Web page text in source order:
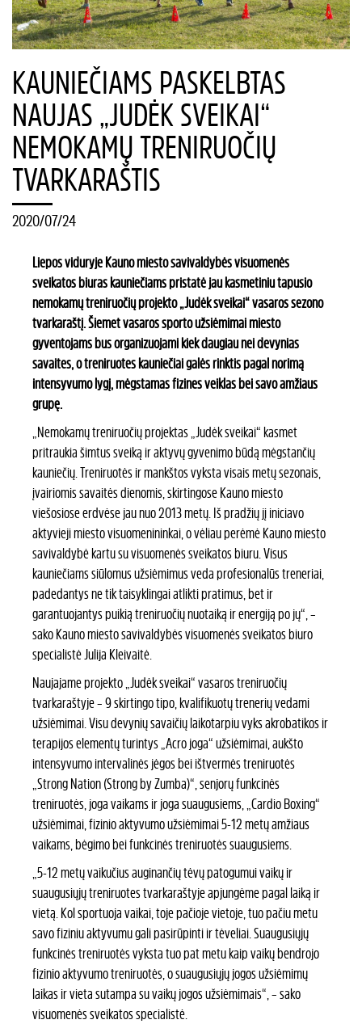
KAUNIEČIAMS PASKELBTAS
NAUJAS „JUDĖK SVEIKAI“
NEMOKAMŲ TRENIRUOČIŲ
TVARKARAŠTIS
2020/07/24
Liepos viduryje Kauno miesto savivaldybės visuomenės
sveikatos biuras kauniečiams pristatė jau kasmetiniu tapusio
nemokamų treniruočių projekto „Judėk sveikai“ vasaros sezono
tvarkaraštį. Šiemet vasaros sporto užsiėmimai miesto
gyventojams bus organizuojami kiek daugiau nei devynias
savaites, o treniruotes kauniečiai galės rinktis pagal norimą
intensyvumo lygį, mėgstamas fizines veiklas bei savo amžiaus
grupę.
„Nemokamų treniruočių projektas „Judėk sveikai“ kasmet
pritraukia šimtus sveiką ir aktyvų gyvenimo būdą mėgstančių
kauniečių. Treniruotės ir mankštos vyksta visais metų sezonais,
įvairiomis savaitės dienomis, skirtingose Kauno miesto
viešosiose erdvėse jau nuo 2013 metų. Iš pradžių jį iniciavo
aktyvieji miesto visuomenininkai, o vėliau perėmė Kauno miesto
savivaldybė kartu su visuomenės sveikatos biuru. Visus
kauniečiams siūlomus užsiėmimus veda profesionalūs treneriai,
padedantys ne tik taisyklingai atlikti pratimus, bet ir
garantuojantys puikią treniruočių nuotaiką ir energiją po jų“, –
sako Kauno miesto savivaldybės visuomenės sveikatos biuro
specialistė Julija Kleivaitė.
Naujajame projekto „Judėk sveikai“ vasaros treniruočių
tvarkaraštyje – 9 skirtingo tipo, kvalifikuotų trenerių vedami
užsiėmimai. Visu devynių savaičių laikotarpiu vyks akrobatikos ir
terapijos elementų turintys „Acro joga“ užsiėmimai, aukšto
intensyvumo intervalinės jėgos bei ištvermės treniruotės
„Strong Nation (Strong by Zumba)“, senjorų funkcinės
treniruotės, joga vaikams ir joga suaugusiems, „Cardio Boxing“
užsiėmimai, fizinio aktyvumo užsiėmimai 5-12 metų amžiaus
vaikams, bėgimo bei funkcinės treniruotės suaugusiems.
„5-12 metų vaikučius auginančių tėvų patogumui vaikų ir
suaugusiųjų treniruotes tvarkaraštyje apjungėme pagal laiką ir
vietą. Kol sportuoja vaikai, toje pačioje vietoje, tuo pačiu metu
savo fiziniu aktyvumu gali pasirūpinti ir tėveliai. Suaugusiųjų
funkcinės treniruotės vyksta tuo pat metu kaip vaikų bendrojo
fizinio aktyvumo treniruotės, o suaugusiųjų jogos užsiėmimų
laikas ir vieta sutampa su vaikų jogos užsiėmimais“, – sako
visuomenės sveikatos specialistė.